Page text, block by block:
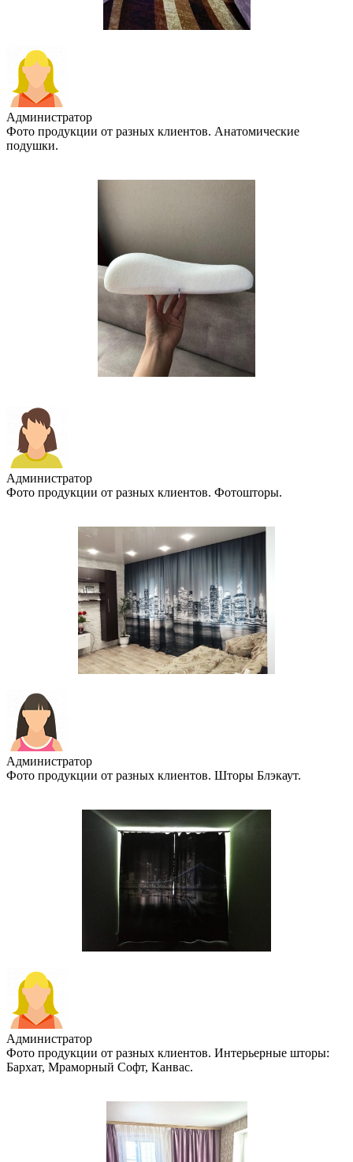
Администратор
Фото продукции от разных клиентов. Анатомические
подушки.
Администратор
Фото продукции от разных клиентов. Фотошторы.
Администратор
Фото продукции от разных клиентов. Шторы Блэкаут.
Администратор
Фото продукции от разных клиентов. Интерьерные шторы:
Бархат, Мраморный Софт, Канвас.